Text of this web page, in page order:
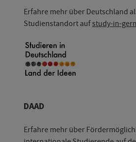
Erfahre mehr über Deutschland
Studienstandort auf study-in-
DAAD
Erfahre mehr über